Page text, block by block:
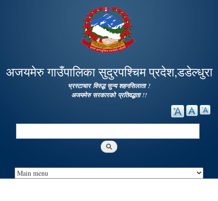
main
content
अजयमेरु गाउँपालिका सुदुरपश्चिम प्रदेश,डडेल्धुरा
भ्रस्टाचार विरुद्ध सुन्य शहनसिलाता !
अजयमेरु सरकारको प्रतिवद्धता !!
Search